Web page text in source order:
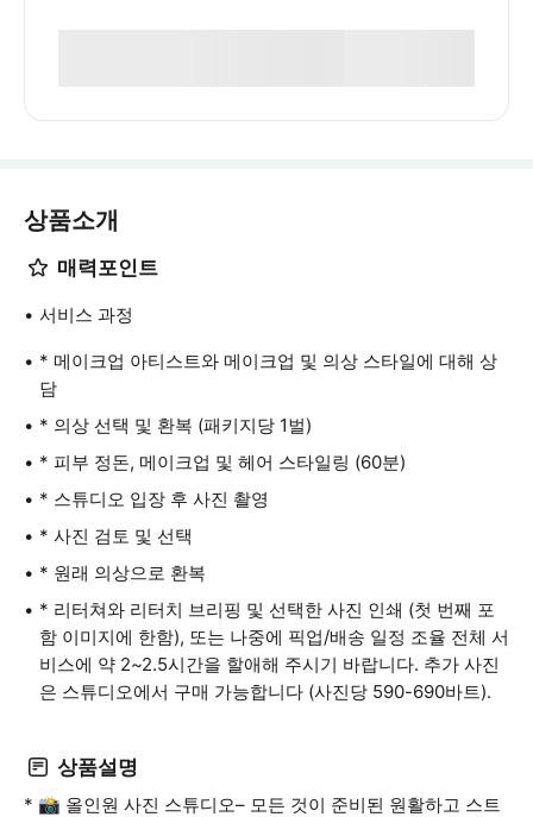
상품소개
매력포인트
서비스 과정
* 메이크업 아티스트와 메이크업 및 의상 스타일에 대해 상
담
* 의상 선택 및 환복 (패키지당 1벌)
* 피부 정돈, 메이크업 및 헤어 스타일링 (60분)
* 스튜디오 입장 후 사진 촬영
* 사진 검토 및 선택
* 원래 의상으로 환복
* 리터쳐와 리터치 브리핑 및 선택한 사진 인쇄 (첫 번째 포
함 이미지에 한함), 또는 나중에 픽업/배송 일정 조율 전체 서
비스에 약 2~2.5시간을 할애해 주시기 바랍니다. 추가 사진
은 스튜디오에서 구매 가능합니다 (사진당 590-690바트).
상품설명
* 📸 올인원 사진 스튜디오– 모든 것이 준비된 원활하고 스트